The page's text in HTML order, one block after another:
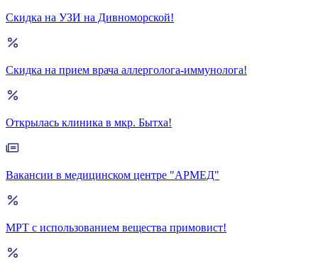
Скидка на УЗИ на Дивноморской!
Скидка на прием врача аллерголога-иммунолога!
Открылась клиника в мкр. Бытха!
Вакансии в медицинском центре "АРМЕД"
МРТ с использованием вещества примовист!